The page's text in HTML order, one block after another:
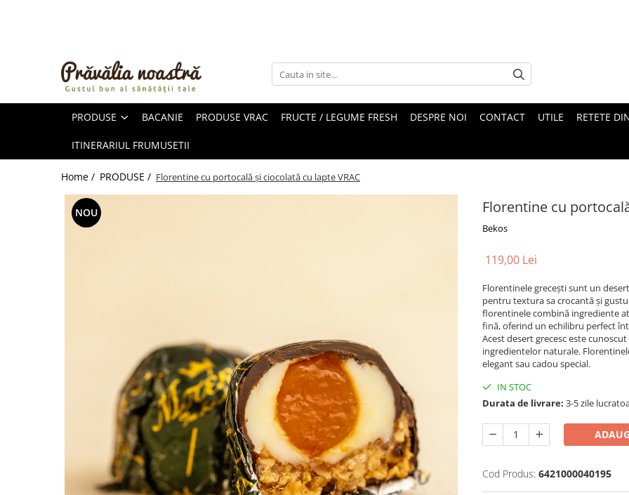
ULEIURI ȘI UNTURI
FRUCTE DESHIDRATATE
ÎNDULCITORI NATURALI / MIERE
FRUCTE LA CONSERVĂ
OȚETURI ȘI SOSURI
PRODUSE ECO / ORGANICE
PRODUSE BACANIE PRODUSE VRAC FRUCTE / LEGUME FRESH DESPRE NOI CONTACT UTILE RETETE
ITINERARIUL FRUMUSETII
Home / PRODUSE / Florentine cu portocală și ciocolată cu lapte VRAC
Florentine cu
Bekos
NOU
119,00 Lei
Florentinele grecești sunt un
pentru textura sa crocantă și
florentinele combină ingrediente
fină, oferind un echilibru perfect
Acest desert grecesc este
ingredientelor naturale.
elegant sau cadou special.
IN STOC
Durata de livrare: 3-5 zile
Cod Produs: 6421000040195